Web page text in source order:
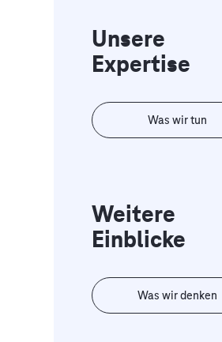
Unsere
Expertise
Was wir tun
Weitere
Einblicke
Was wir denken